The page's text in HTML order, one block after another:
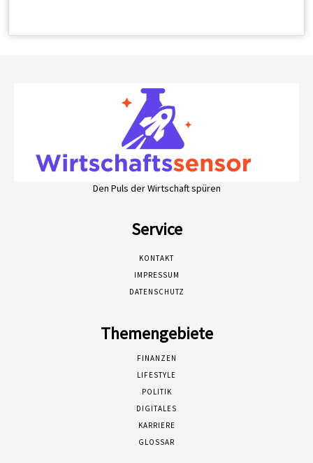
Den Puls der Wirtschaft spüren
Service
KONTAKT
IMPRESSUM
DATENSCHUTZ
Themengebiete
FINANZEN
LIFESTYLE
POLITIK
DIGITALES
KARRIERE
GLOSSAR